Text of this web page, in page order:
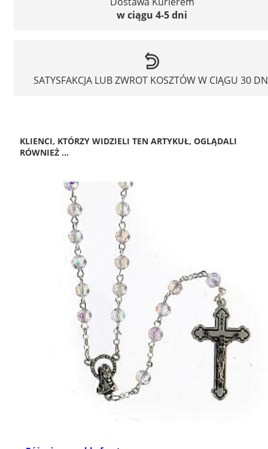
w ciągu 4-5 dni
SATYSFAKCJA LUB ZWROT KOSZTÓW W CIĄGU 30
KLIENCI, KTÓRZY WIDZIELI TEN ARTYKUŁ, OGLĄDALI
RÓWNIEŻ ...